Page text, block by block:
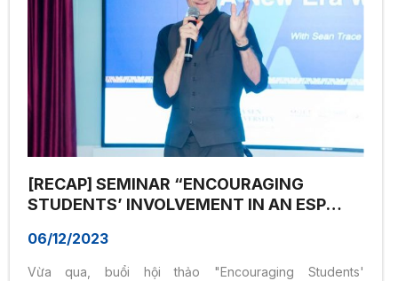
[RECAP] SEMINAR “ENCOURAGING
STUDENTS’ INVOLVEMENT IN AN ESP
AI IN ENGLISH LEARNING”
06/12/2023
Vừa qua, buổi hội thảo "Encouraging Students'